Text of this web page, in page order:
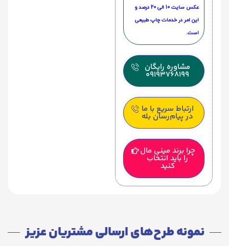
عکس سایت 10 الی 20 درصد و
این امر در خدمات چاپ طبیعی
است.
مشاوره رایگان
09193768199
ارتباط سریع با ما
در پیام‌رسان بله
چرا برند مینی مال
را باید انتخاب
کنید
نمونه طرح‌های ارسالی مشتریان عزیز